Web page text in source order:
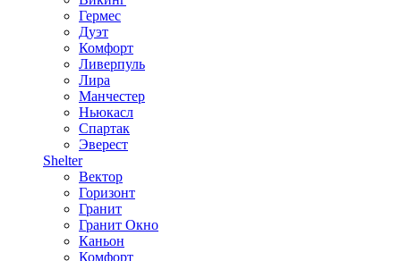
Гермес
Дуэт
Комфорт
Ливерпуль
Лира
Манчестер
Ньюкасл
Спартак
Эверест
Shelter
Вектор
Горизонт
Гранит
Гранит Окно
Каньон
Комфорт